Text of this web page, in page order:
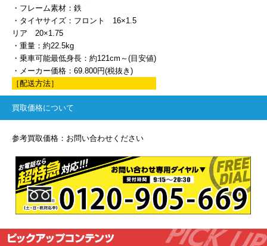
・フレーム素材：鉄
・タイヤサイズ：フロント 16×1.5
リア 20×1.75
・重量：約22.5kg
・乗車可能最低身長：約121cm～(目安値)
・メーカー価格：69.800円(税抜き)
［配送方法］
買取価格について
参考買取価格：お問い合わせください